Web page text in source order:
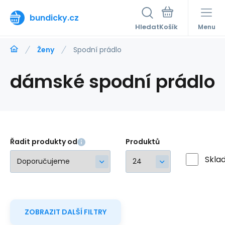
bundicky.cz
Hledat Menu
Ženy Spodní prádlo
dámské spodní prádlo
Řadit produkty od Produktů
ZOBRAZIT DALŠÍ FILTRY